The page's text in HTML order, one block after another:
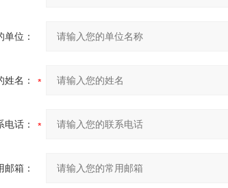
单位：
姓名：
电话：
邮箱：